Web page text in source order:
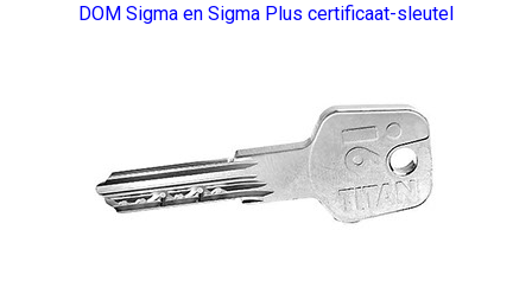
DOM Sigma en Sigma Plus certificaat-sleutel